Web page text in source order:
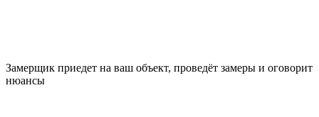
Замерщик приедет на ваш объект, проведёт замеры и оговорит
нюансы